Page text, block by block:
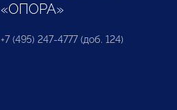
«ОПОРА»
+7 (495) 247-4777 (доб. 124)